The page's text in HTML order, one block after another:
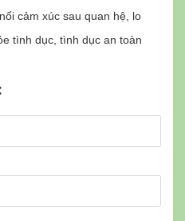
cảm xúc sau quan hệ lo
tình dục tình dục an toàn